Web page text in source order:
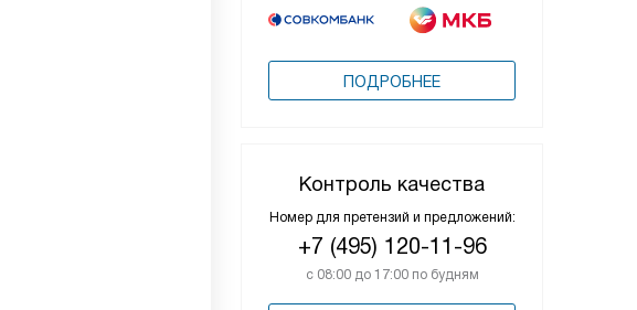
ПОДРОБНЕЕ
Контроль качества
Номер для претензий и предложений:
+7 (495) 120-11-96
с 08:00 до 17:00 по будням